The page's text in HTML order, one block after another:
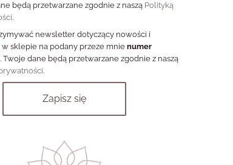
będą przetwarzane zgodnie z naszą Polityką
.
newsletter dotyczący nowości i
sklepie na podany przeze mnienumer
. Twoje dane będą przetwarzane zgodnie z naszą
.